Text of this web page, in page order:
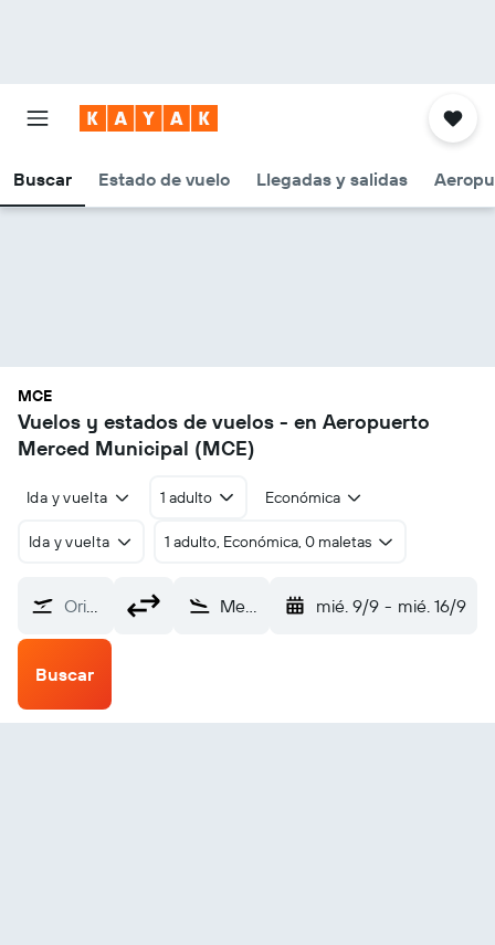
Buscar Estado de vuelo Llegadas y salidas
MCE
Vuelos y estados de vuelos - en Aeropuerto
Merced Municipal (MCE)
Ida y vuelta 1 adulto Económica
Ida y vuelta 1 adulto, Económica, 0 maletas
Origen Merced Municipal (MCE) mié. 9/9 - mié. 16/9
Buscar